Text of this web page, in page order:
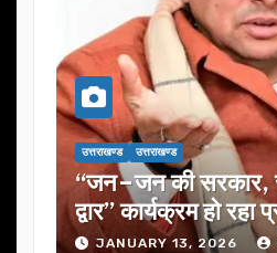
उत्तराखण्ड उत्तराखण्ड
“जन–जन की
द्वार” कार्यक्रम हो रहा
JANUARY 13, 2026